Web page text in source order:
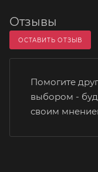
Отзывы
ОСТАВИТЬ ОТЗЫВ
Помогите
выбором -
своим